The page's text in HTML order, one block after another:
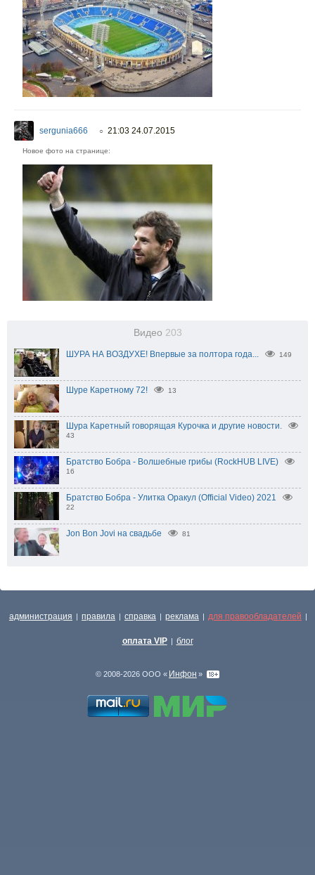
sergunia666 ○ 21:03 24.07.2015
Новое фото на странице:
Видео 203
ШУРА НА ВОЗДУХЕ! Впервые за полтора года... 149
Шуре Каретному 72! 13
Шура Каретный говорящая Курочка и другие новости.
43
Братство Бобра - Волшебные грибы (RockHUB LIVE)
16
Братство Бобра - Улитка Оракул (Official Video) 2021
22
Jon Bon Jovi на свадьбе 81
администрация | правила | справка | реклама | для правообладателей |
оплата VIP | блог
© 2008-2026 ООО « Инфон »